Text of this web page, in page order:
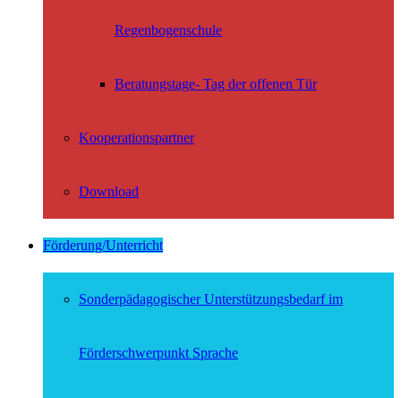
Regenbogenschule
Beratungstage- Tag der offenen Tür
Kooperationspartner
Download
Förderung/Unterricht
Sonderpädagogischer Unterstützungsbedarf im
Förderschwerpunkt Sprache